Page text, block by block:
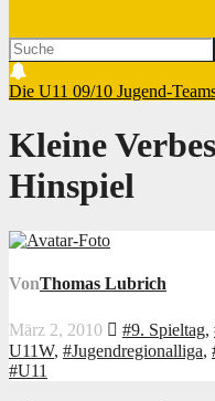
Die U11 09/10 Jugend-
Kleine
Hinspiel
VonThomas Lubrich
März 2, 2010 #9. Spieltag,
U11W, #Jugendregionalliga,
#U11